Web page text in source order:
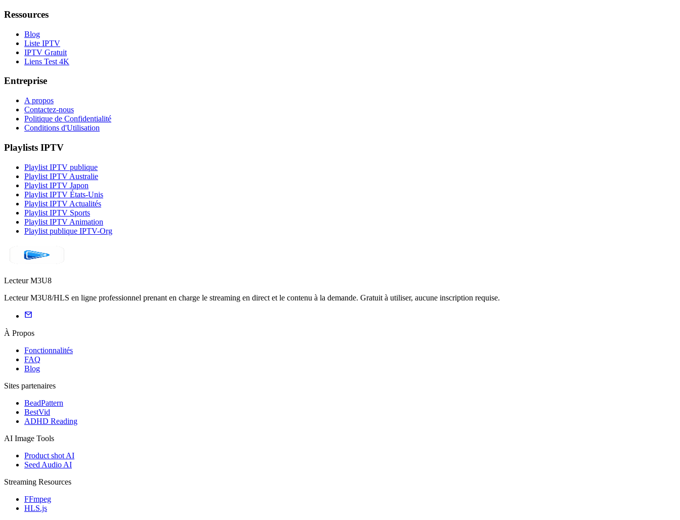
Ressources
Blog
Liste IPTV
IPTV Gratuit
Liens Test 4K
Entreprise
A propos
Contactez-nous
Politique de Confidentialité
Conditions d'Utilisation
Playlists IPTV
Playlist IPTV publique
Playlist IPTV Australie
Playlist IPTV Japon
Playlist IPTV États-Unis
Playlist IPTV Actualités
Playlist IPTV Sports
Playlist IPTV Animation
Playlist publique IPTV-Org
Lecteur M3U8
Lecteur M3U8/HLS en ligne professionnel prenant en charge le streaming en direct et le contenu à la demande. Gratuit à utiliser, aucune inscription requise.
À Propos
Fonctionnalités
FAQ
Blog
Sites partenaires
BeadPattern
BestVid
ADHD Reading
AI Image Tools
Product shot AI
Seed Audio AI
Streaming Resources
FFmpeg
HLS.js